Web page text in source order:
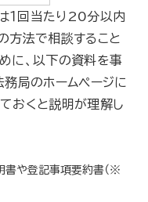
１回当たり20分以内
方法で相談すること
に、以下の資料を事
務局のホームページに
おくと説明が理解し
書や登記事項要約書（※